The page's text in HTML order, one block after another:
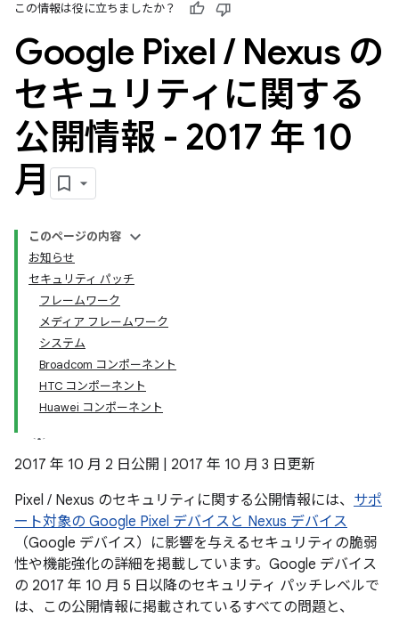
この情報は役に立ちましたか？
Google Pixel /Nexus の
セキュリティに関する
公開情報 - 2017 年 10
月
このページの内容
お知らせ
セキュリティ パッチ
フレームワーク
メディア フレームワーク
システム
Broadcom コンポーネント
HTC コンポーネント
Huawei コンポーネント
2017 年 10 月 2 日公開 | 2017 年 10 月 3 日更新
Pixel / Nexus のセキュリティに関する公開情報には、 サポ
ート対象の Google Pixel デバイスと Nexus デバイス
（Google デバイス）に影響を与えるセキュリティの脆弱
性や機能強化の詳細を掲載しています。Google デバイス
の 2017 年 10 月 5 日以降のセキュリティ パッチレベルで
は、この公開情報に掲載されているすべての問題と、